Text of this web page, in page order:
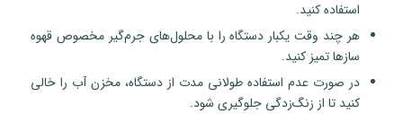
استفاده کنید.
هر چند وقت یکبار دستگاه را با محلول‌های جرم‌گیر مخصوص قهوه
سازها تمیز کنید.
در صورت عدم استفاده طولانی مدت از دستگاه، مخزن آب را خالی
کنید تا از زنگ‌زدگی جلوگیری شود.